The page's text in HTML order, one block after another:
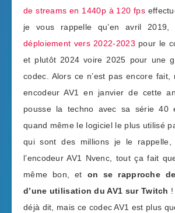
de streams en 1440p à 120 fps
je vous rappelle qu’en avril 2019,
déploiement vers 2022-2023 pour le
et plutôt 2024 voire 2025 pour une
codec. Alors ce n’est pas encore fait,
encodeur AV1 en janvier de cette
pousse la techno avec sa série 40
quand même le logiciel le plus utilisé
qui sont des millions je le rappelle,
l’encodeur AV1 Nvenc, tout ça fait
même bon, et on se rapproche
d’une utilisation du AV1 sur Twitch
déjà dit, mais ce codec AV1 est plus